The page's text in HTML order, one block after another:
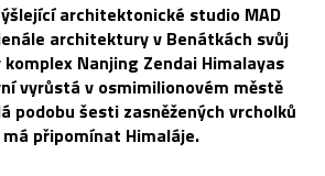
architektonické studio MAD
architektury v Benátkách svůj
Nanjing Zendai Himalayas
vyrůstá v osmimilionovém městě
podobu šesti zasněžených vrcholků
připomínat Himaláje.